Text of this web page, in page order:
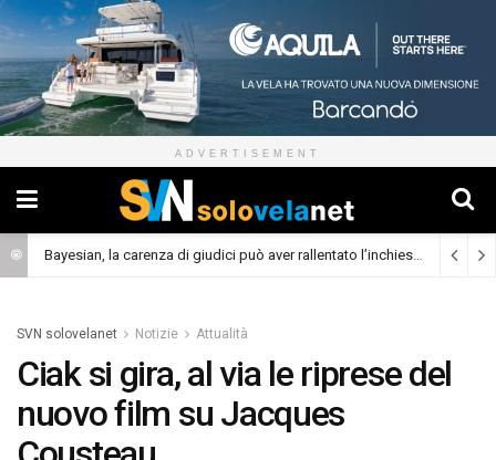
ADVERTISEMENT
Bayesian, la carenza di giudici può aver rallentato l’inchiesta (Cronaca)
SVN solovelanet Notizie Attualità
Ciak si gira, al via le riprese del
nuovo film su Jacques